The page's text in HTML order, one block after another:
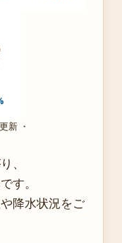
新 ・
、
す。
降水状況をご